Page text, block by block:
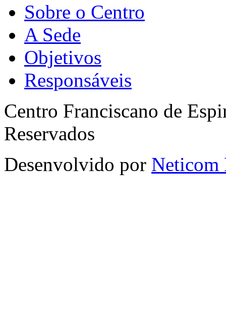
Sobre o Centro
A Sede
Objetivos
Responsáveis
Centro Franciscano de
Reservados
Desenvolvido por Neticom